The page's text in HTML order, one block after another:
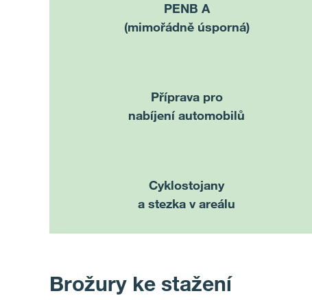
PENB A
(mimořádně úsporná)
Příprava pro
nabíjení automobilů
Cyklostojany
a stezka v areálu
Brožury ke stažení